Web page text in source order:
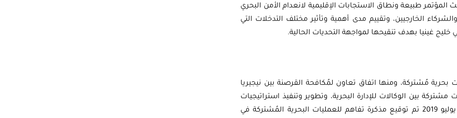
طبيعة ونطاق الاستجابات الإقليمية لانعدام الأمن البحري
الخارجيين، وتقييم مدى أهمية وتأثير مختلف التدخلات التي
غينيا بهدف تنقيحها لمواجهة التحديات الحالية.
مُشتركة، ومنها اتفاق تعاون لمُكافحة القرصنة بين نيجيريا
بين الوكالات للإدارة البحرية، وتطوير وتنفيذ استراتيجيات
بحرية وطنية. وفي الخامس والعشرين من يوليو 2019 تم توقيع مذكرة تفاهم للعمليات البحرية المُشتركة في